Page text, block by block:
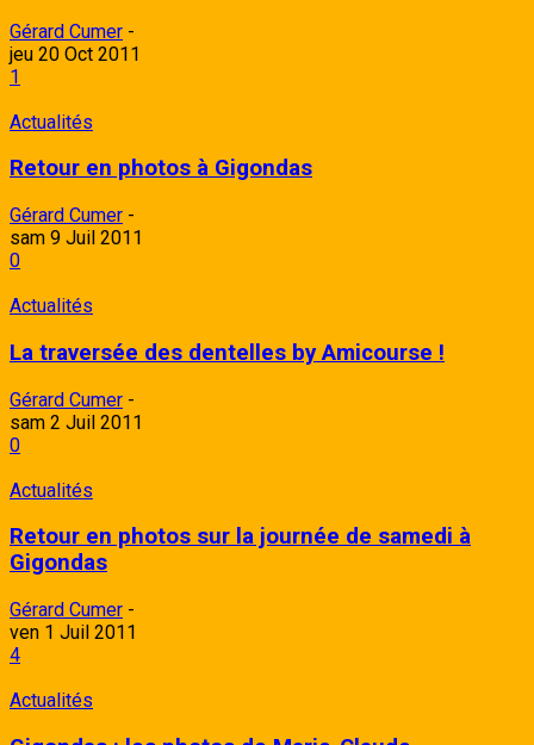
Gérard Cumer -
jeu 20 Oct 2011
1
Actualités
Retour en photos à Gigondas
Gérard Cumer -
sam 9 Juil 2011
0
Actualités
La traversée des dentelles by Amicourse !
Gérard Cumer -
sam 2 Juil 2011
0
Actualités
Retour en photos sur la journée de samedi à
Gigondas
Gérard Cumer -
ven 1 Juil 2011
4
Actualités